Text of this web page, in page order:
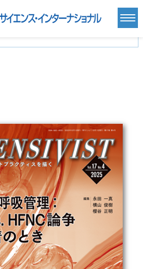
基礎医学関連科学(80)
自然科学(25)
医療技術(16)
薬学(7)
保健・体育(1)
医学一般(91) マルチメディア(0)